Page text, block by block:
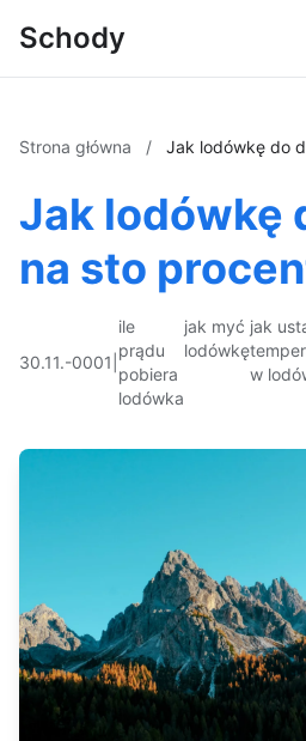
Schody
Strona główna / Jak lodówkę do
Jak lodówkę
na sto
30.11.-0001
ile
prądu
pobiera
lodówka
jak myć
lodówkę
jak
w